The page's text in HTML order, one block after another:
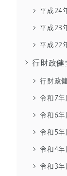
平成24
平成23
平成22
行財政健
行財政
令和7年
令和6年
令和5年
令和4年
令和3年